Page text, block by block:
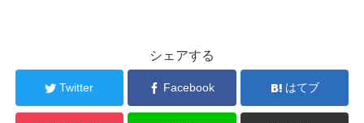
シェアする
Twitter Facebook はてブ